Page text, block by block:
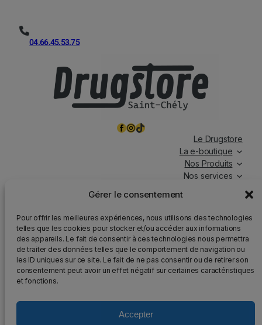
Gérer le consentement
Pour offrir les meilleures expériences, nous utilisons des technologies
telles que les cookies pour stocker et/ou accéder aux informations
des appareils. Le fait de consentir à ces technologies nous permettra
de traiter des données telles que le comportement de navigation ou
les ID uniques sur ce site. Le fait de ne pas consentir ou de retirer son
consentement peut avoir un effet négatif sur certaines caractéristiques
et fonctions.
Accepter
04.66.45.53.75
FacebookInstagramTikTok
Le Drugstore
La e-boutique
Nos Produits
Nos services
les jours fériés.
Attention: Nous rappelons que la vente d’alcool est
strictement interdite aux mineurs, que l’abus d’alcool est
dangereux pour la santé et qu’il doit être consommé avec
modération.